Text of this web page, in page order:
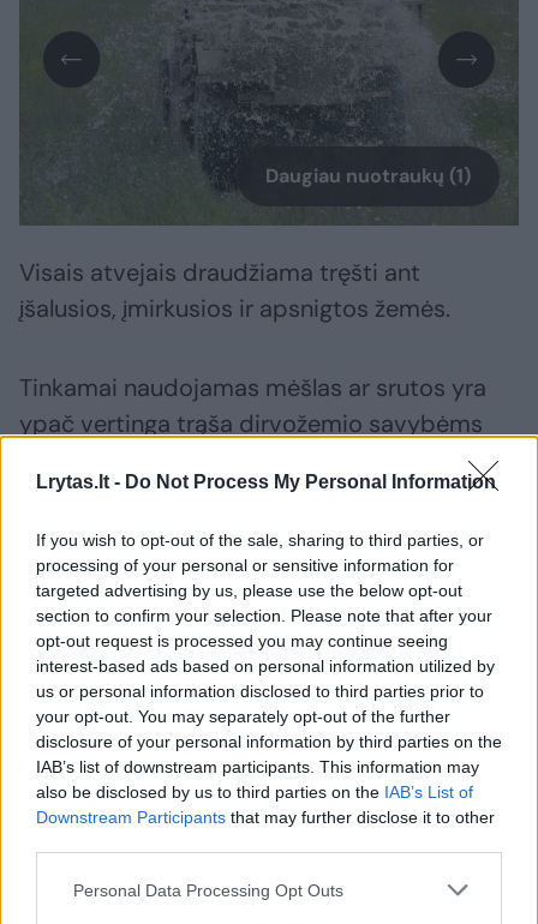
Lrytas.lt - Do Not Process My Personal Information
If you wish to opt-out of the sale, sharing to third parties, or
processing of your personal or sensitive information for
targeted advertising by us, please use the below opt-out
section to confirm your selection. Please note that after your
opt-out request is processed you may continue seeing
interest-based ads based on personal information utilized by
us or personal information disclosed to third parties prior to
your opt-out. You may separately opt-out of the further
disclosure of your personal information by third parties on the
IAB’s list of downstream participants. This information may
also be disclosed by us to third parties on the IAB’s List of
Downstream Participants that may further disclose it to other
Personal Data Processing Opt Outs
Daugiau nuotraukų (1)
Visais atvejais draudžiama tręšti ant
įšalusios, įmirkusios ir apsnigtos žemės.
Tinkamai naudojamas mėšlas ar srutos yra
ypač vertinga trąša dirvožemio savybėms
mikroelementų, atsargoms jame gausinti.
Tačiau pernelyg gausus, nesubalansuotas ir
netinkamu laiku vykdomas tręšimas (kai
augalų vegetacija nebevyksta), gali padaryti
žalos dirvožemio biologinėms, cheminėms ir
fizinėms savybėms bei aplinkai.
Už aplinkosauginių reikalavimų pažeidimus
tręšiant laukus mėšlu ir srutomis gresia
aplinkai padarytą žalą.